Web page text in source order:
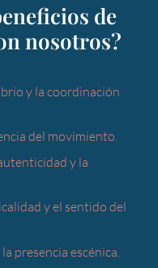
de
nosotros?
y la coordinación
del movimiento.
y la
y el sentido del
presencia escénica.